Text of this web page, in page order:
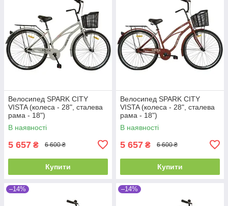
Велосипед SPARK CITY
VISTA (колеса - 28", сталева
рама - 18")
В наявності
5 657 ₴ 6 600 ₴
Купити
Велосипед SPARK CITY
VISTA (колеса - 28", сталева
рама - 18")
В наявності
5 657 ₴ 6 600 ₴
Купити
–14% –14%